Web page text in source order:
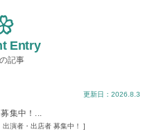
Entry
記事
集中！...
演者・出店者 募集中！ ]
更新日：2026.8.3